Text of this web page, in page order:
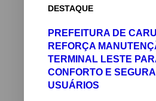
DESTAQUE
PREFEITURA DE
REFORÇA
TERMINAL LESTE
CONFORTO E
USUÁRIOS